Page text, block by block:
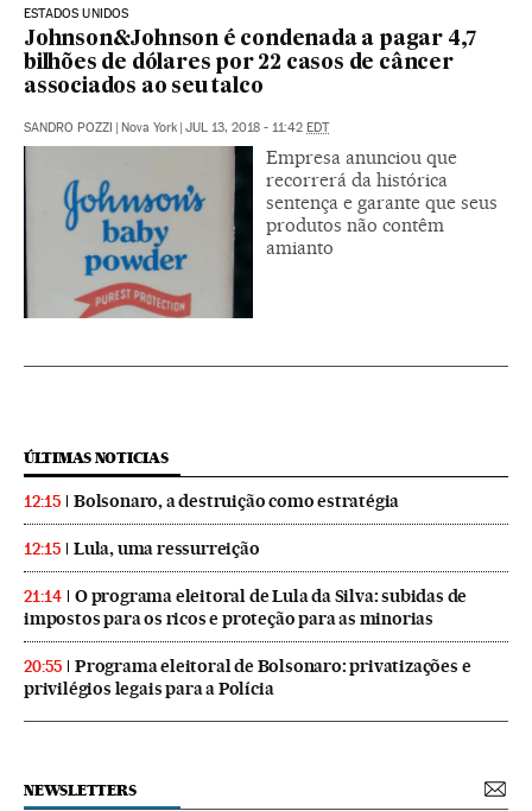
ESTADOS UNIDOS
Johnson&Johnson é condenada a pagar 4,7
bilhões de dólares por 22 casos de câncer
associados ao seu talco
SANDRO POZZI Nova York JUL 13, 2018 - 11:42 EDT
Empresa anunciou que
recorrerá da histórica
sentença e garante que seus
produtos não contêm
amianto
ÚLTIMAS NOTICIAS
12:15 Bolsonaro, a destruição como estratégia
12:15 Lula, uma ressurreição
21:14
O programa eleitoral de Lula da Silva: subidas de
impostos para os ricos e proteção para as minorias
20:55
Programa eleitoral de Bolsonaro: privatizações e
privilégios legais para a Polícia
NEWSLETTERS